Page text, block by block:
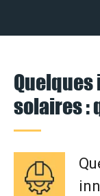
solaires :